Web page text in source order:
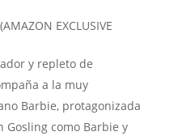
EXCLUSIVE
y repleto de
a la muy
Barbie, protagonizada
Gosling como Barbie y